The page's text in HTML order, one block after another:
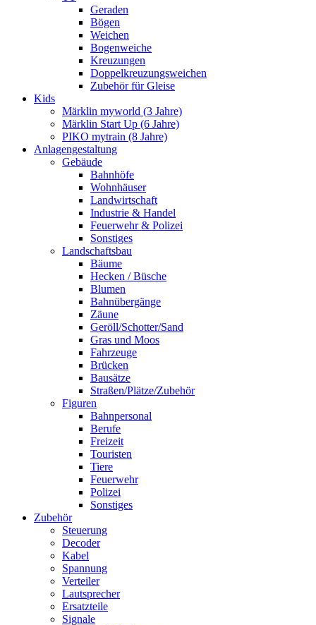
Geraden
Bögen
Weichen
Bogenweiche
Kreuzungen
Doppelkreuzungsweichen
Zubehör für Gleise
Kids
Märklin myworld (3 Jahre)
Märklin Start Up (6 Jahre)
PIKO mytrain (8 Jahre)
Anlagengestaltung
Gebäude
Bahnhöfe
Wohnhäuser
Landwirtschaft
Industrie & Handel
Feuerwehr & Polizei
Sonstiges
Landschaftsbau
Bäume
Hecken / Büsche
Blumen
Bahnübergänge
Zäune
Geröll/Schotter/Sand
Gras und Moos
Fahrzeuge
Brücken
Bausätze
Straßen/Plätze/Zubehör
Figuren
Bahnpersonal
Berufe
Freizeit
Touristen
Tiere
Feuerwehr
Polizei
Sonstiges
Zubehör
Steuerung
Decoder
Kabel
Spannung
Verteiler
Lautsprecher
Ersatzteile
Signale